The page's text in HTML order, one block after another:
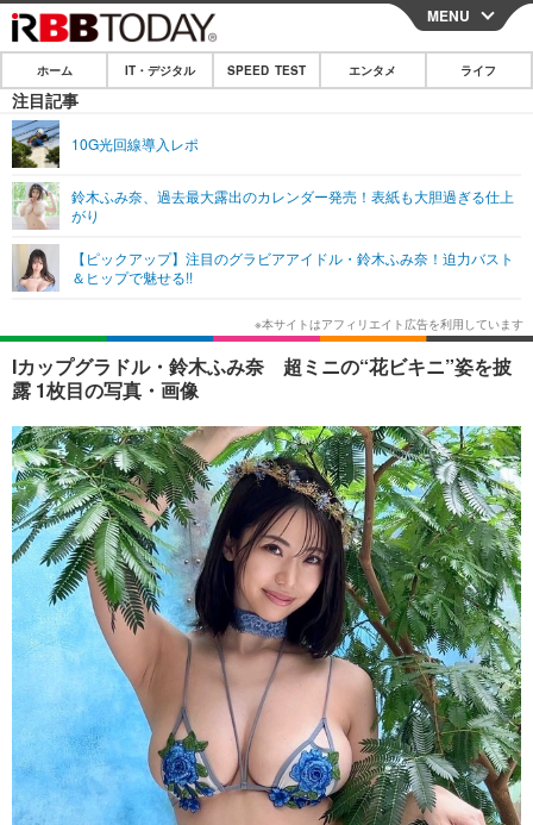
CLOSE
ホーム
IT・デジタル
ショッピング その他
SPEED TEST
エンタメ
エンタメTOP
韓国・芸能
音楽 スポーツ
ショッピング その他
ライフ
ライフTOP グルメ
ペット ショッピング
その他
リリース一覧
プッシュ通知の停止方法
MENU
ホーム IT・デジタル SPEED TEST エンタメ ライフ
注目記事
10G光回線導入レポ
鈴木ふみ奈、過去最大露出のカレンダー発売！表紙も大胆過ぎる仕上
がり
【ピックアップ】注目のグラビアアイドル・鈴木ふみ奈！迫力バスト
＆ヒップで魅せる!!
Iカップグラドル・鈴木ふみ奈 超ミニの“花ビキニ”姿を披
露 1枚目の写真・画像